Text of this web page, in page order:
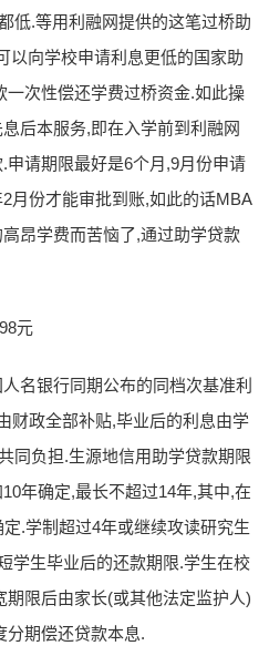
低.等用利融网提供的这笔过桥助
以向学校申请利息更低的国家助
一次性偿还学费过桥资金.如此操
后本服务,即在入学前到利融网
请期限最好是6个月,9月份申请
月份才能审批到账,如此的话MBA
昂学费而苦恼了,通过助学贷款
元
名银行同期公布的同档次基准利
财政全部补贴,毕业后的利息由学
同负担.生源地信用助学贷款期限
年确定,最长不超过14年,其中,在
.学制超过4年或继续攻读研究生
学生毕业后的还款期限.学生在校
限后由家长(或其他法定监护人)
分期偿还贷款本息.